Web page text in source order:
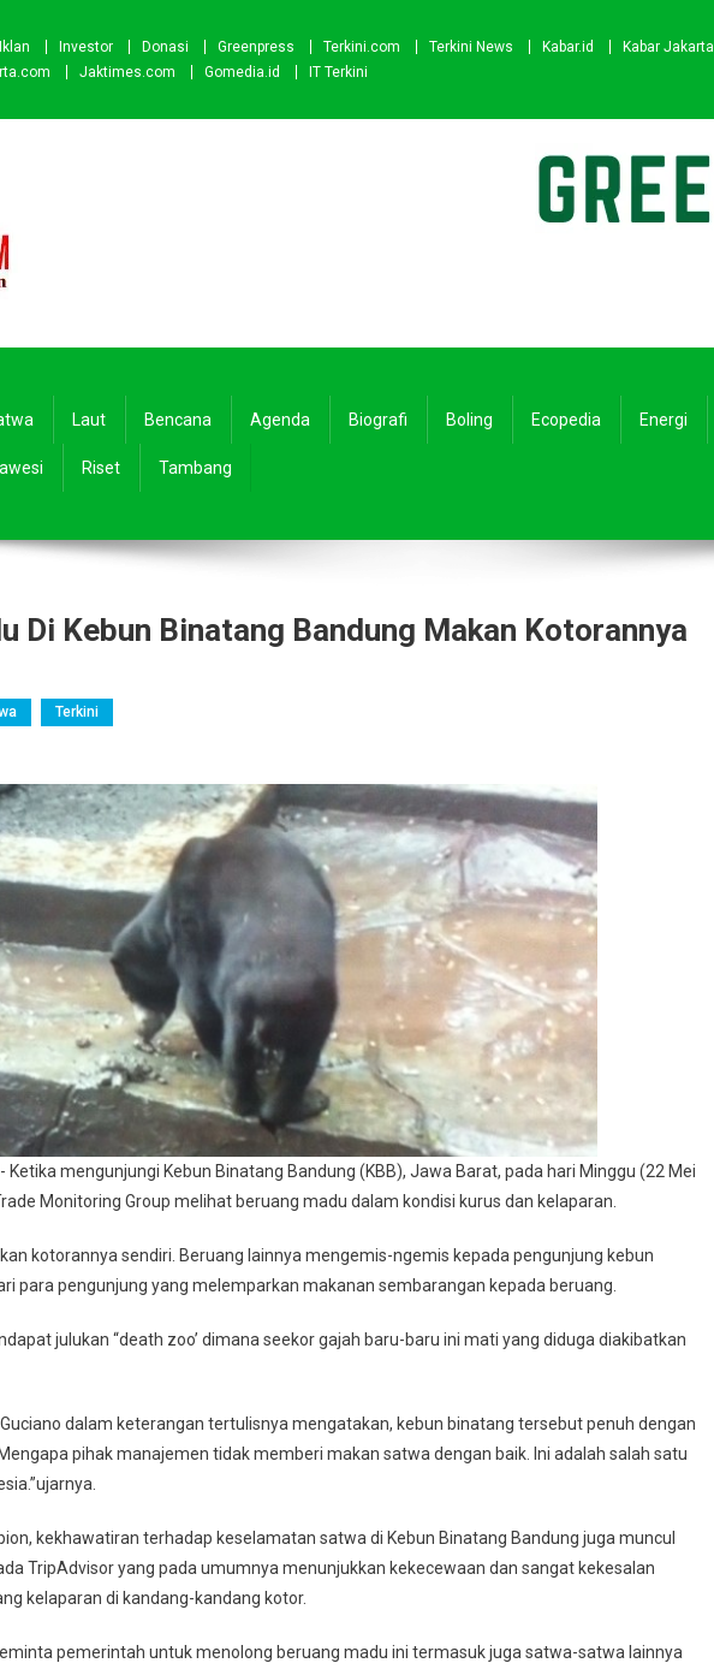
Investor Donasi Greenpress Terkini.com Terkini News Kabar.id Kabar Jakarta
Jaktimes.com Gomedia.id IT Terkini
Laut Bencana Agenda Biografi Boling Ecopedia Energi
Riset Tambang
Di Kebun Binatang Bandung Makan Kotorannya
Terkini
Ketika mengunjungi Kebun Binatang Bandung (KBB), Jawa Barat, pada hari Minggu (22 Mei
Monitoring Group melihat beruang madu dalam kondisi kurus dan kelaparan.
kotorannya sendiri. Beruang lainnya mengemis-ngemis kepada pengunjung kebun
para pengunjung yang melemparkan makanan sembarangan kepada beruang.
julukan “death zoo’ dimana seekor gajah baru-baru ini mati yang diduga diakibatkan
dalam keterangan tertulisnya mengatakan, kebun binatang tersebut penuh dengan
pihak manajemen tidak memberi makan satwa dengan baik. Ini adalah salah satu
kekhawatiran terhadap keselamatan satwa di Kebun Binatang Bandung juga muncul
TripAdvisor yang pada umumnya menunjukkan kekecewaan dan sangat kekesalan
kelaparan di kandang-kandang kotor.
pemerintah untuk menolong beruang madu ini termasuk juga satwa-satwa lainnya